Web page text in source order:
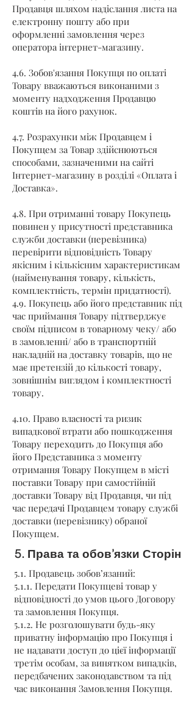
Продавця шляхом надіслання листа на
електронну пошту або при
оформленні замовлення через
оператора інтернет-магазину.
4.6. Зобов'язання Покупця по оплаті
Товару вважаються виконаними з
моменту надходження Продавцю
коштів на його рахунок.
4.7. Розрахунки між Продавцем і
Покупцем за Товар здійснюються
способами, зазначеними на сайті
Інтернет-магазину в розділі «Оплата і
Доставка».
4.8. При отриманні товару Покупець
повинен у присутності представника
служби доставки (перевізника)
перевірити відповідність Товару
якісним і кількісним характеристикам
(найменування товару, кількість,
комплектність, термін придатності).
4.9. Покупець або його представник під
час приймання Товару підтверджує
своїм підписом в товарному чеку/ або
в замовленні/ або в транспортній
накладній на доставку товарів, що не
має претензій до кількості товару,
зовнішнім виглядом і комплектності
товару.
4.10. Право власності та ризик
випадкової втрати або пошкодження
Товару переходить до Покупця або
його Представника з моменту
отримання Товару Покупцем в місті
поставки Товару при самостійній
доставки Товару від Продавця, чи під
час передачі Продавцем товару службі
доставки (перевізнику) обраної
Покупцем.
5. Права та обов’язки Сторін
5.1. Продавець зобов’язаний:
5.1.1. Передати Покупцеві товар у
відповідності до умов цього Договору
та замовлення Покупця.
5.1.2. Не розголошувати будь-яку
приватну інформацію про Покупця і
не надавати доступ до цієї інформації
третім особам, за винятком випадків,
передбачених законодавством та під
час виконання Замовлення Покупця.